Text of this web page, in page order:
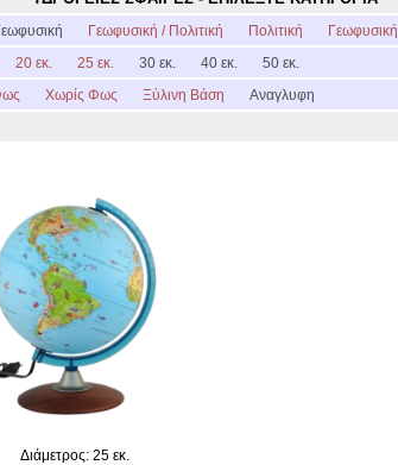
Γεωφυσική / Πολιτική Πολιτική Γεωφυσική
20 εκ. 25 εκ. 30 εκ. 40 εκ.
50 εκ.
Χωρίς Φως Ξύλινη Βάση Αναγλυφη
Διάμετρος: 25 εκ.